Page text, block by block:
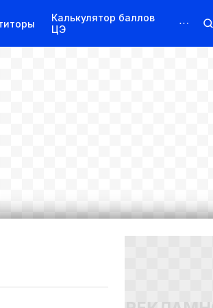
Калькулятор баллов
ЦЭ